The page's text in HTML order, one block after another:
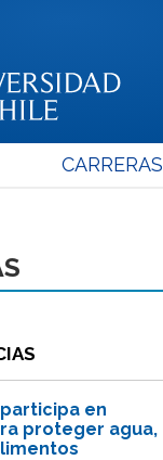
CARRERAS
en
proteger agua,